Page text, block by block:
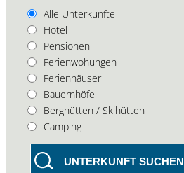
Alle Unterkünfte
Hotel
Pensionen
Ferienwohungen
Ferienhäuser
Bauernhöfe
Berghütten / Skihütten
Camping
UNTERKUNFT SUCHEN